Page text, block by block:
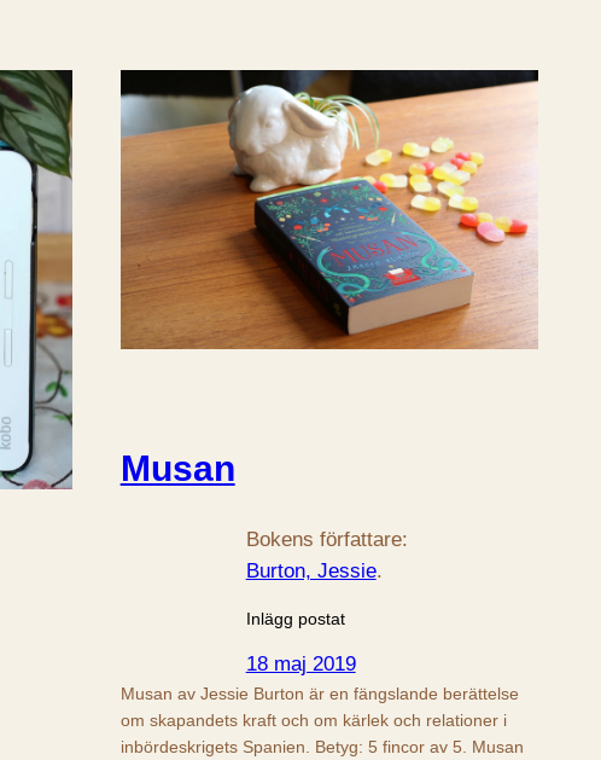
Musan
Bokens författare:
Burton, Jessie.
Inlägg postat
18 maj 2019
Musan av Jessie Burton är en fängslande berättelse
om skapandets kraft och om kärlek och relationer i
inbördeskrigets Spanien. Betyg: 5 fincor av 5. Musan